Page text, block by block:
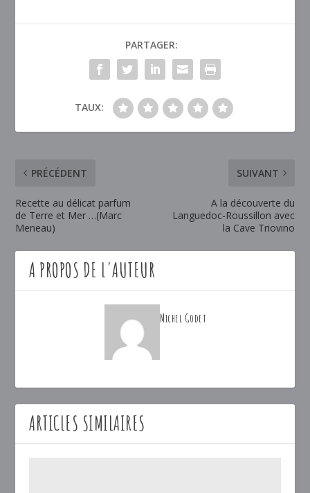
PARTAGER:
TAUX:
PRÉCÉDENT
Recette au délicat parfum
de Terre et Mer …(Marc
Meneau)
SUIVANT
A la découverte du
Languedoc-Roussillon avec
la Cave Triovino
A PROPOS DE L'AUTEUR
Michel Godet
ARTICLES SIMILAIRES